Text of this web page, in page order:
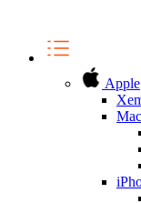
Apple